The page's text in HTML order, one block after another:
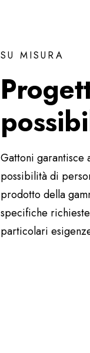
SU MISURA
Gattoni
possibilità di
prodotto della
specifiche
particolari